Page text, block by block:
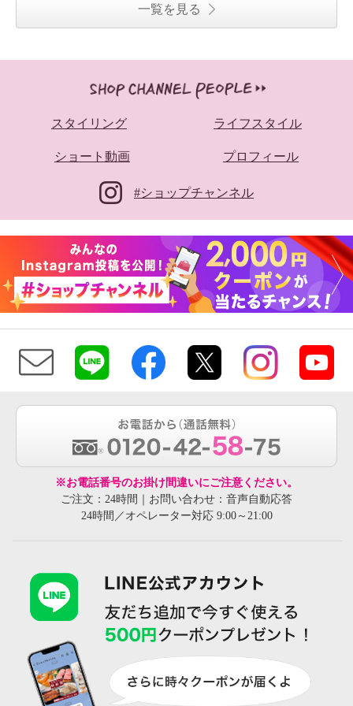
一覧を見る
スタイリング ライフスタイル
ショート動画 プロフィール
#ショップチャンネル
※お電話番号のお掛け間違いにご注意ください。
ご注文：24時間｜お問い合わせ：音声自動応答
24時間／オペレーター対応 9:00～21:00